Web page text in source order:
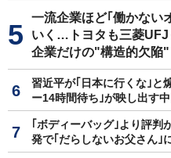
一流企業ほど｢働かない
いく…トヨタも三菱UFJ
企業だけの"構造的欠陥"
習近平が｢日本に行くな｣と
ー14時間待ち｣が映し出す
｢ボディーバッグ｣より評
発で｢だらしないお父さん｣